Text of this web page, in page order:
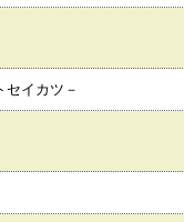
セイカツ－